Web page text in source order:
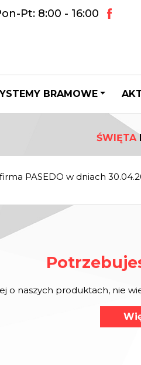
Pt: 8:00 - 16:00
BRAMOWE
ŚWIĘTA
PASEDO w dniach
o naszych produktach, nie